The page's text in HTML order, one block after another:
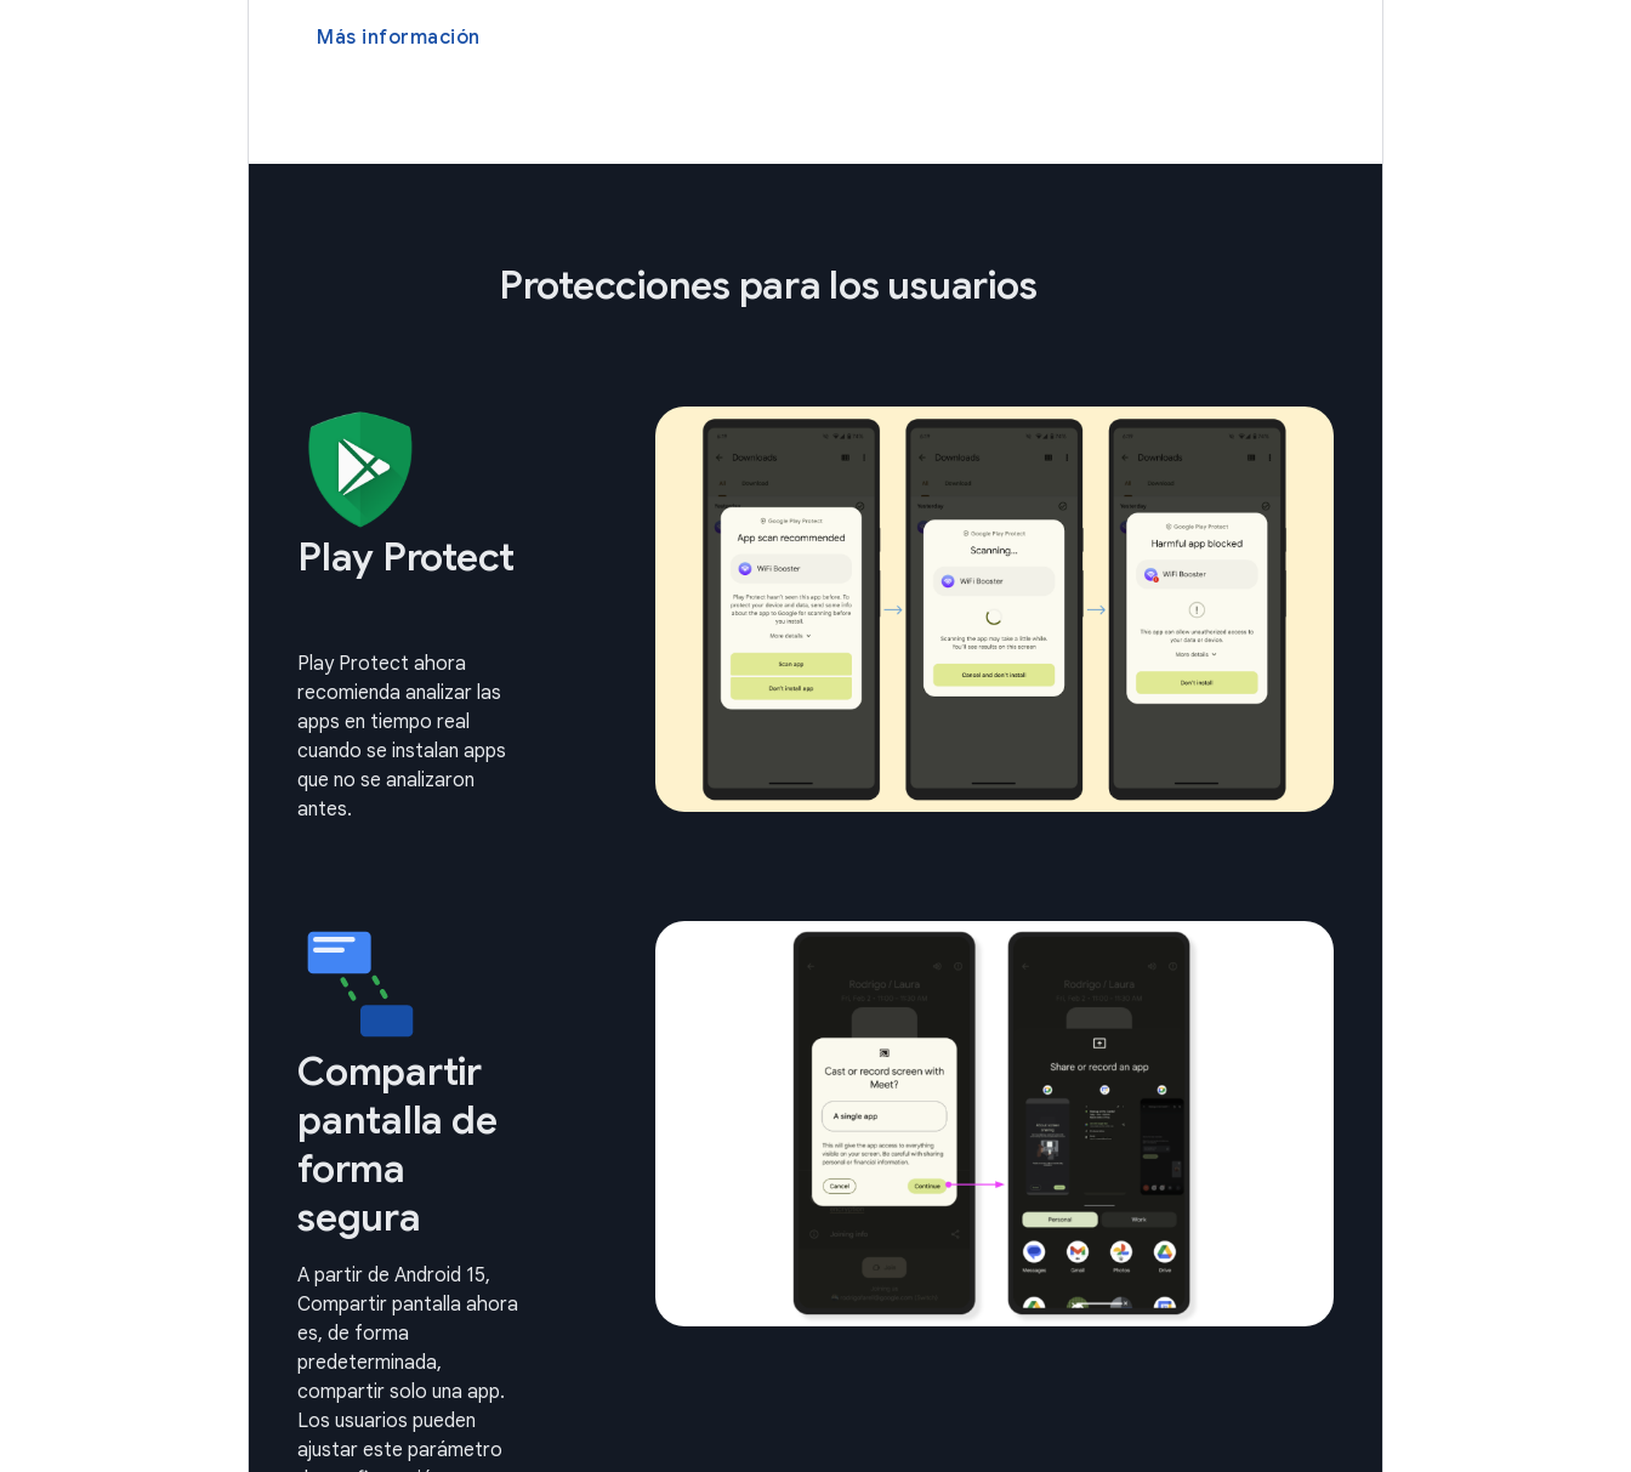
Más información
Protecciones para los usuarios
Play Protect
Play Protect ahora
recomienda analizar las
apps en tiempo real
cuando se instalan apps
que no se analizaron
antes.
Compartir
pantalla de
forma
segura
A partir de Android 15,
Compartir pantalla ahora
es, de forma
predeterminada,
compartir solo una app.
Los usuarios pueden
ajustar este parámetro